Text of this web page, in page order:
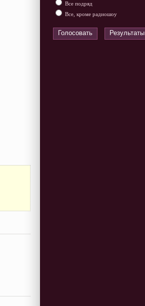
Все подряд
Все, кроме радиошоу
Голосовать Результаты